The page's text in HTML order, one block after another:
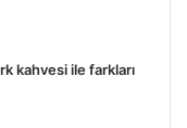
kahvesi ile farkları